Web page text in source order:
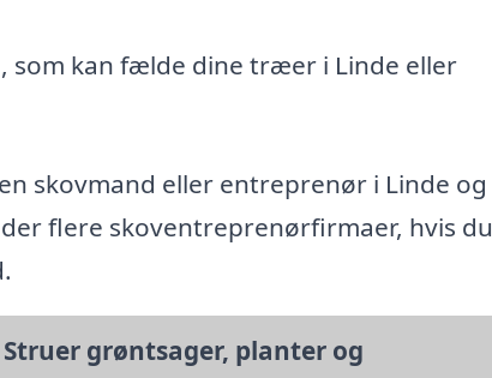
som kan fælde dine træer i Linde eller
skovmand eller entreprenør i Linde og
flere skoventreprenørfirmaer, hvis du
Struer grøntsager, planter og